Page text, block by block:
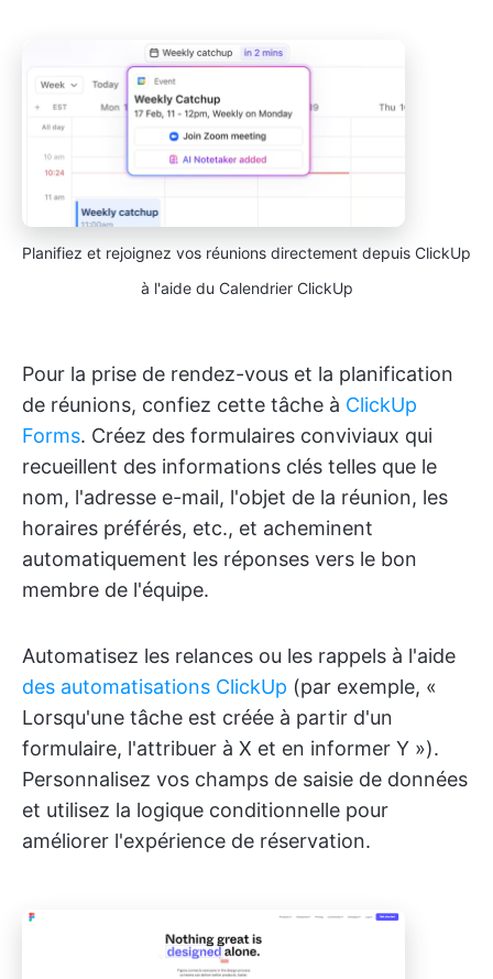
Planifiez et rejoignez vos réunions directement depuis ClickUp
à l'aide du Calendrier ClickUp
Pour la prise de rendez-vous et la planification
de réunions, confiez cette tâche à ClickUp
Forms. Créez des formulaires conviviaux qui
recueillent des informations clés telles que le
nom, l'adresse e-mail, l'objet de la réunion, les
horaires préférés, etc., et acheminent
automatiquement les réponses vers le bon
membre de l'équipe.
Automatisez les relances ou les rappels à l'aide
des automatisations ClickUp (par exemple, «
Lorsqu'une tâche est créée à partir d'un
formulaire, l'attribuer à X et en informer Y »).
Personnalisez vos champs de saisie de données
et utilisez la logique conditionnelle pour
améliorer l'expérience de réservation.